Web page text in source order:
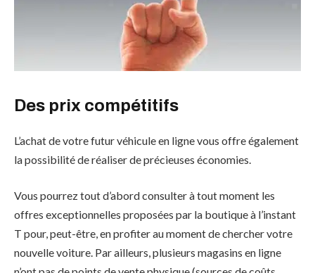
Des prix compétitifs
L’achat de votre futur véhicule en ligne vous offre également
la possibilité de réaliser de précieuses économies.
Vous pourrez tout d’abord consulter à tout moment les
offres exceptionnelles proposées par la boutique à l’instant
T pour, peut-être, en profiter au moment de chercher votre
nouvelle voiture. Par ailleurs, plusieurs magasins en ligne